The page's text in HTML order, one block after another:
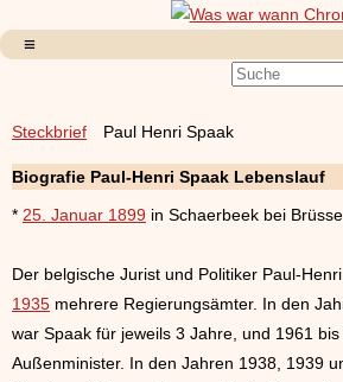
Steckbrief Paul Henri Spaak
Biografie Paul-Henri Spaak Lebenslauf
* 25. Januar 1899 in Schaerbeek bei
Der belgische Jurist und Politiker Paul-
1935 mehrere Regierungsämter. In den
war Spaak für jeweils 3 Jahre, und 1961
Außenminister. In den Jahren 1938, 1939